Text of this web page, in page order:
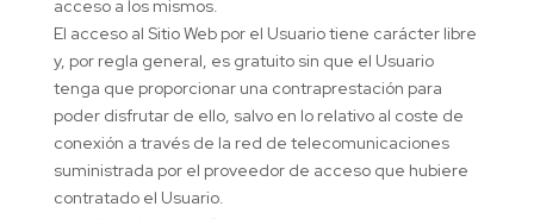
acceso a los mismos.
El acceso al Sitio Web por el Usuario tiene carácter libre
y, por regla general, es gratuito sin que el Usuario
tenga que proporcionar una contraprestación para
poder disfrutar de ello, salvo en lo relativo al coste de
conexión a través de la red de telecomunicaciones
suministrada por el proveedor de acceso que hubiere
contratado el Usuario.